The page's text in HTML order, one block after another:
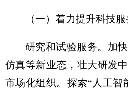
（一）着力提升科技
研究和试验服务。加
仿真等新业态，壮大研发
市场化组织。探索“人工智